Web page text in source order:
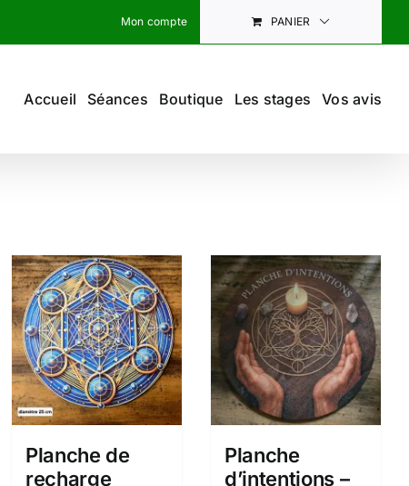
Mon compte PANIER
Accueil Séances Boutique Les stages Vos avis
Planche de
recharge
Planche
d’intentions –